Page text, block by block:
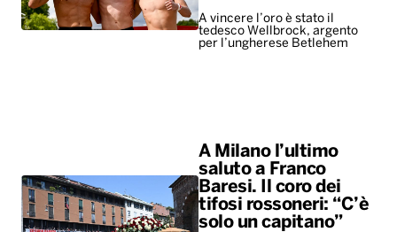
A vincere l’oro è stato il
tedesco Wellbrock, argento
per l’ungherese Betlehem
A Milano l’ultimo
saluto a Franco
Baresi. Il coro dei
tifosi rossoneri: “C’è
solo un capitano”